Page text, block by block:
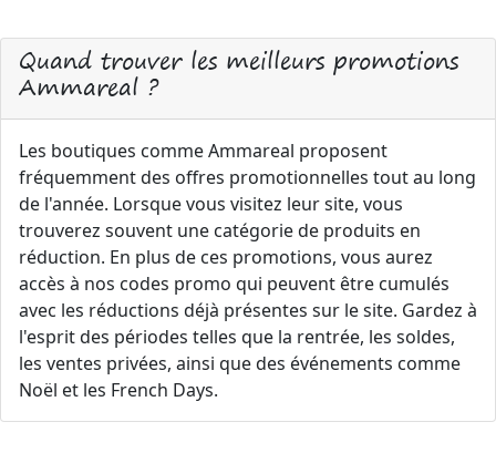
Quand trouver les meilleurs promotions
Ammareal ?
Les boutiques comme Ammareal proposent
fréquemment des offres promotionnelles tout au long
de l'année. Lorsque vous visitez leur site, vous
trouverez souvent une catégorie de produits en
réduction. En plus de ces promotions, vous aurez
accès à nos codes promo qui peuvent être cumulés
avec les réductions déjà présentes sur le site. Gardez à
l'esprit des périodes telles que la rentrée, les soldes,
les ventes privées, ainsi que des événements comme
Noël et les French Days.